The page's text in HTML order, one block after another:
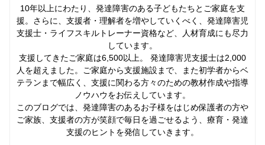
10年以上にわたり、発達障害のある子どもたちとご家庭を支
援。さらに、支援者・理解者を増やしていくべく、発達障害児
支援士・ライフスキルトレーナー資格など、人材育成にも尽力
しています。
支援してきたご家庭は6,500以上。 発達障害児支援士は2,000
人を超えました。ご家庭から支援施設まで、また初学者からベ
テランまで幅広く、支援に関わる方々のための教材作成や指導
ノウハウをお伝えしています。
このブログでは、発達障害のあるお子様をはじめ保護者の方や
ご家族、支援者の方が笑顔で毎日を過ごせるよう、療育・発達
支援のヒントを発信していきます。